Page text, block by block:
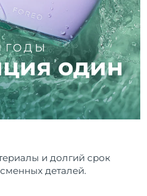
ГОДЫ
один
и долгий срок
деталей.